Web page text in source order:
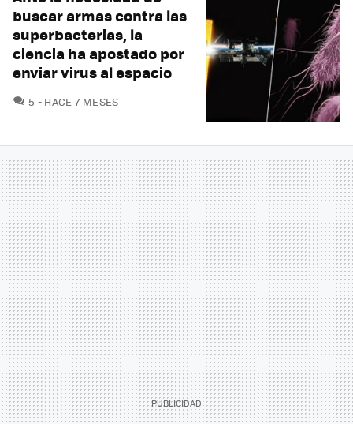
buscar armas contra las
superbacterias, la
ciencia ha apostado por
enviar virus al espacio
5 COMENTARIOS
HACE 7 MESES